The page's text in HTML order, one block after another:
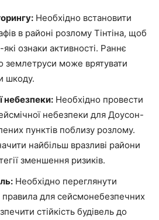
Необхідно встановити
в районі розлому Тінтіна, щоб
ознаки активності. Раннє
землетруси може врятувати
шкоду.
небезпеки: Необхідно провести
небезпеки для Доусон-
пунктів поблизу розлому.
найбільш вразливі райони
зменшення ризиків.
Необхідно переглянути
правила для сейсмонебезпечних
стійкість будівель до